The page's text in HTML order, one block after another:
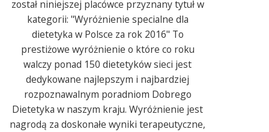
został niniejszej placówce przyznany tytuł w
kategorii: "Wyróżnienie specialne dla
dietetyka w Polsce za rok 2016" To
prestiżowe wyróżnienie o które co roku
walczy ponad 150 dietetyków sieci jest
dedykowane najlepszym i najbardziej
rozpoznawalnym poradniom Dobrego
Dietetyka w naszym kraju. Wyróżnienie jest
nagrodą za doskonałe wyniki terapeutyczne,